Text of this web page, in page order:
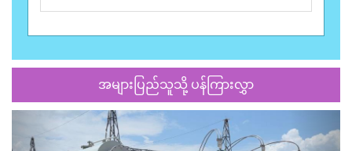
အများပြည်သူသို့ ပန်ကြားလွှာ
Previous